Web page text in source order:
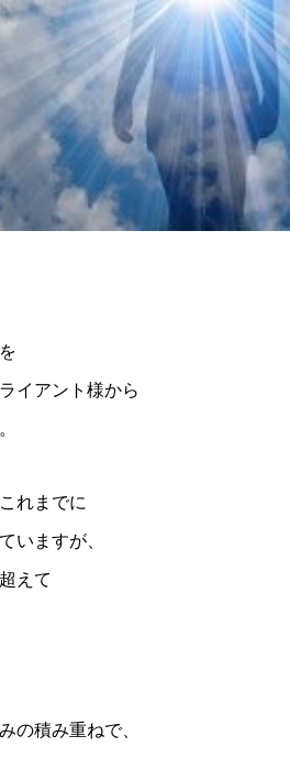
イアント様から
れまでに
いますが、
えて
の積み重ねで、